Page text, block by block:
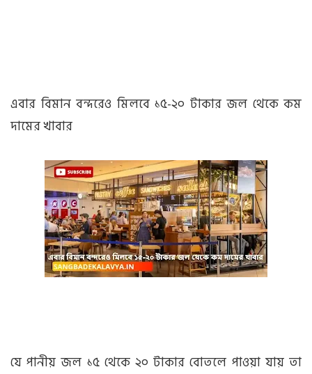
এবার বিমান বন্দরেও মিলবে ১৫-২০ টাকার জল থেকে কম
দামের খাবার
যে পানীয় জল ১৫ থেকে ২০ টাকার বোতলে পাওয়া যায় তা